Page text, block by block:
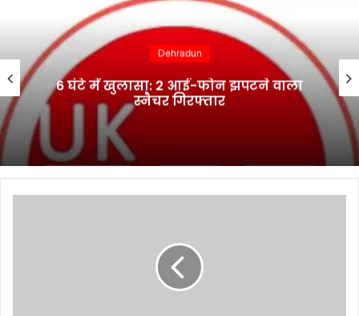
Dehradun
6 घंटे में खुलासा: 2 आई-फोन झपटने वाला
स्नैचर गिरफ्तार